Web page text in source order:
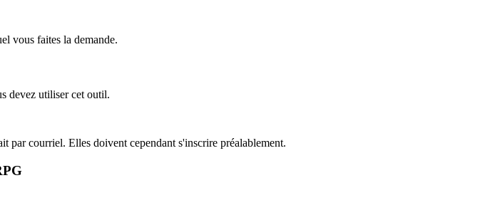
vous faites la demande.
devez utiliser cet outil.
par courriel. Elles doivent cependant s'inscrire préalablement.